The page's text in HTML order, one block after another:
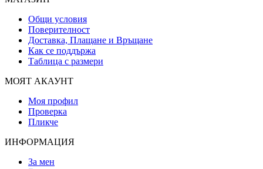
Общи условия
Поверителност
Доставка, Плащане и Връщане
Как се поддържа
Таблица с размери
МОЯТ АКАУНТ
Моя профил
Проверка
Пликче
ИНФОРМАЦИЯ
За мен